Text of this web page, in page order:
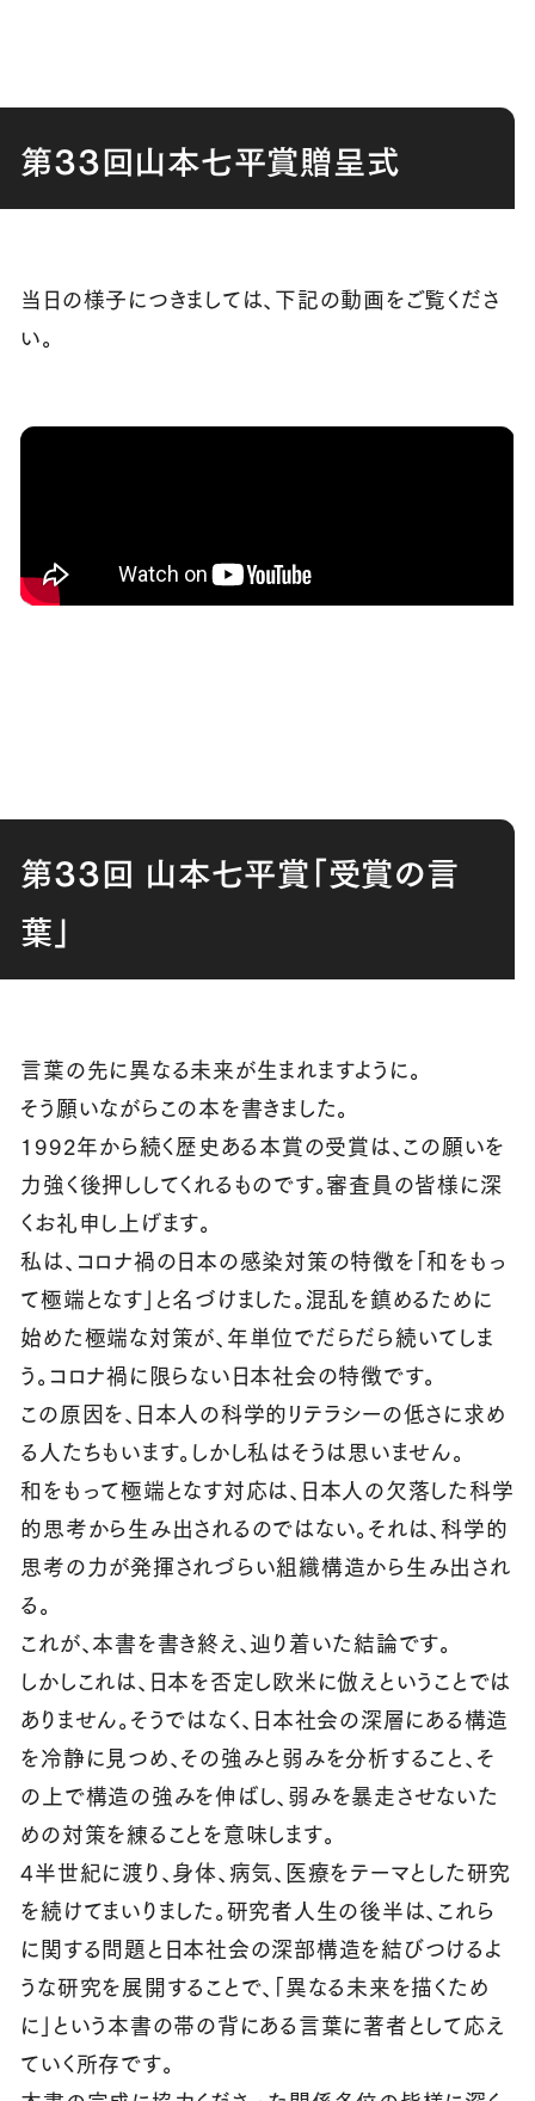
第33回山本七平賞贈呈式
当日の様子につきましては、下記の動画をご覧くださ
い。
第33回 山本七平賞「受賞の言
葉」
言葉の先に異なる未来が生まれますように。
そう願いながらこの本を書きました。
1992年から続く歴史ある本賞の受賞は、この願いを
力強く後押ししてくれるものです。審査員の皆様に深
くお礼申し上げます。
私は、コロナ禍の日本の感染対策の特徴を「和をもっ
て極端となす」と名づけました。混乱を鎮めるために
始めた極端な対策が、年単位でだらだら続いてしま
う。コロナ禍に限らない日本社会の特徴です。
この原因を、日本人の科学的リテラシーの低さに求め
る人たちもいます。しかし私はそうは思いません。
和をもって極端となす対応は、日本人の欠落した科学
的思考から生み出されるのではない。それは、科学的
思考の力が発揮されづらい組織構造から生み出され
る。
これが、本書を書き終え、辿り着いた結論です。
しかしこれは、日本を否定し欧米に倣えということでは
ありません。そうではなく、日本社会の深層にある構造
を冷静に見つめ、その強みと弱みを分析すること、そ
の上で構造の強みを伸ばし、弱みを暴走させないた
めの対策を練ることを意味します。
4半世紀に渡り、身体、病気、医療をテーマとした研究
を続けてまいりました。研究者人生の後半は、これら
に関する問題と日本社会の深部構造を結びつけるよ
うな研究を展開することで、「異なる未来を描くため
に」という本書の帯の背にある言葉に著者として応え
ていく所存です。